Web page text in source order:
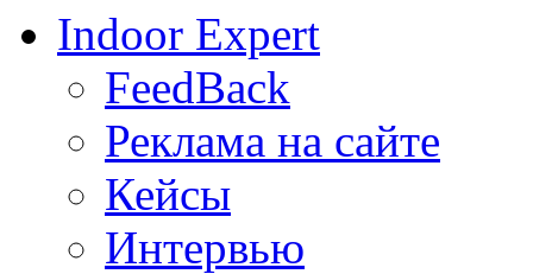
Indoor Expert
FeedBack
Реклама на сайте
Кейсы
Интервью